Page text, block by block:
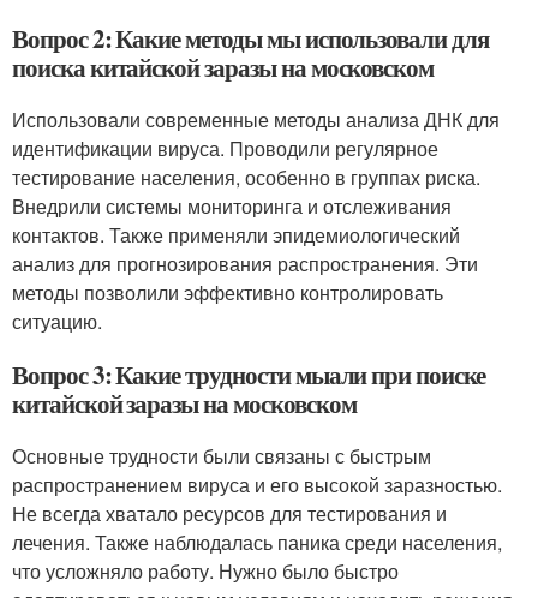
Вопрос 2: Какие методы мы использовали для
поиска китайской заразы на московском
Использовали современные методы анализа ДНК для
идентификации вируса. Проводили регулярное
тестирование населения, особенно в группах риска.
Внедрили системы мониторинга и отслеживания
контактов. Также применяли эпидемиологический
анализ для прогнозирования распространения. Эти
методы позволили эффективно контролировать
ситуацию.
Вопрос 3: Какие трудности мыали при поиске
китайской заразы на московском
Основные трудности были связаны с быстрым
распространением вируса и его высокой заразностью.
Не всегда хватало ресурсов для тестирования и
лечения. Также наблюдалась паника среди населения,
что усложняло работу. Нужно было быстро